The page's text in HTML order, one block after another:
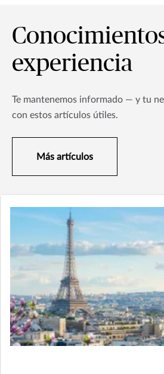
experiencia
Te mantenemos informado — y tu
con estos artículos útiles.
Más artículos